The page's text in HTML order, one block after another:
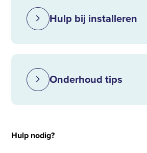
Hulp bij installeren
Onderhoud tips
Hulp nodig?